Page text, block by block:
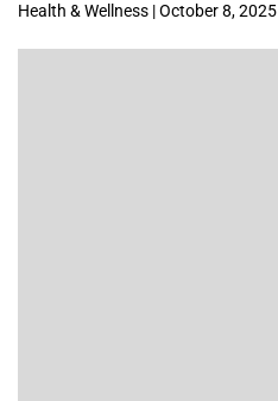
Health & Wellness | October 8, 2025